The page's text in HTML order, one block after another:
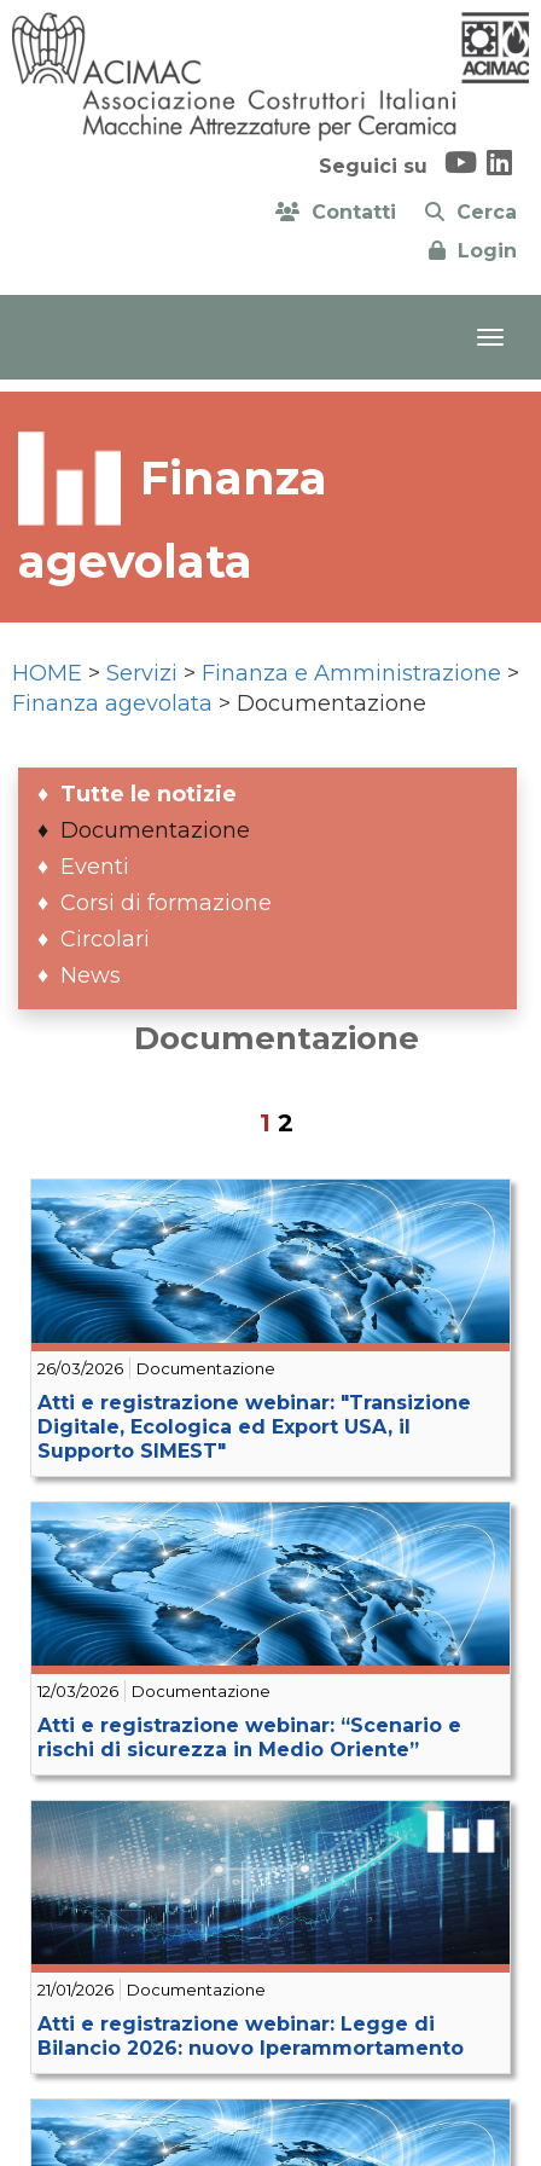
Seguici su
Contatti
Cerca
Login
Finanza
agevolata
HOME > Servizi > Finanza e Amministrazione >
Finanza agevolata > Documentazione
Tutte le notizie
Documentazione
Eventi
Corsi di formazione
Circolari
News
Documentazione
1 2
26/03/2026 Documentazione
Atti e registrazione webinar: "Transizione
Digitale, Ecologica ed Export USA, il
Supporto SIMEST"
12/03/2026 Documentazione
Atti e registrazione webinar: “Scenario e
rischi di sicurezza in Medio Oriente”
21/01/2026 Documentazione
Atti e registrazione webinar: Legge di
Bilancio 2026: nuovo Iperammortamento